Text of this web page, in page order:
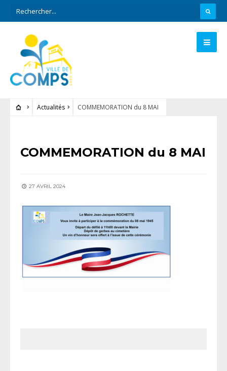
Actualités COMMEMORATION du 8 MAI
COMMEMORATION du 8 MAI
27 AVRIL 2024